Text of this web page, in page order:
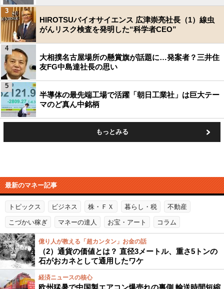
HIROTSUバイオサイエンス 広津崇亮社長（1）線虫
がんリスク検査を発明した“科学者CEO”
3
大相撲名古屋場所の懸賞旗が話題に…発案者？三井住
友FG中島達社長の思い
4
半導体の最先端工場で活躍「朝日工業社」は巨大テー
マのど真ん中銘柄
5
もっとみる
最新のマネー記事
トピックス ビジネス 株・ＦＸ 暮らし・税 不動産
こづかい稼ぎ マネーの達人 お宝・アート コラム
億り人が教える「超カンタン」お金の話
（2）通貨の価値とは？ 直径3メートル、重さ5トンの
石がおカネとして通用したワケ
経済ニュースの核心
欧州猛暑で中国製エアコン爆売れの裏側 輸送時間短縮